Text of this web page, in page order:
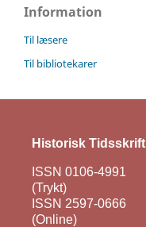
Information
Til læsere
Til bibliotekarer
Historisk Tidsskrift
ISSN 0106-4991
(Trykt)
ISSN 2597-0666
(Online)